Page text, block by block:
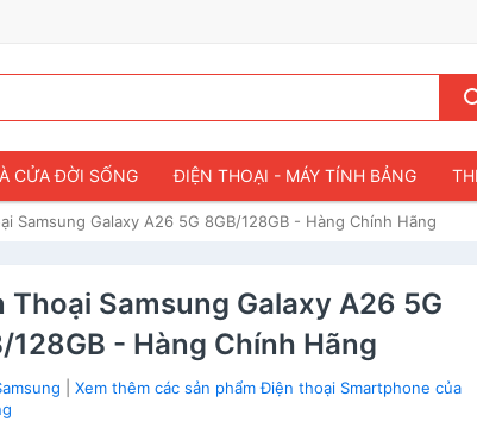
CỬA ĐỜI SỐNG ĐIỆN THOẠI - MÁY TÍNH BẢNG
Samsung Galaxy A26 5G 8GB/128GB - Hàng Chính Hãng
Thoại Samsung Galaxy A26 5G
128GB - Hàng Chính Hãng
|Xem thêm các sản phẩm Điện thoại Smartphone của